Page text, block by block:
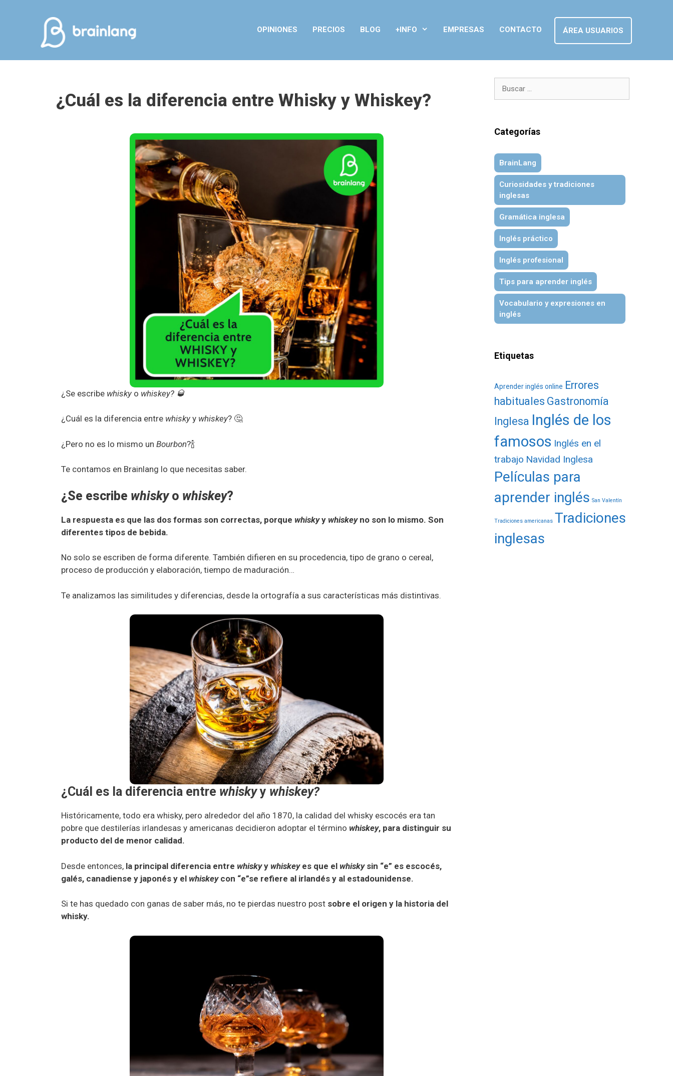
OPINIONES PRECIOS BLOG +INFO EMPRESAS CONTACTO ÁREA USUARIOS
¿Cuál es la diferencia entre Whisky y Whiskey?
¿Se escribe whisky o whiskey? 🥃
¿Cuál es la diferencia entre whisky y whiskey? 🤔
¿Pero no es lo mismo un Bourbon?🍾
Te contamos en Brainlang lo que necesitas saber.
¿Se escribe whiskyo whiskey?
La respuesta es que las dos formas son correctas, porque whiskyy whiskeyno son lo mismo. Son
diferentes tipos de bebida.
No solo se escriben de forma diferente. También difieren en su procedencia, tipo de grano o cereal,
proceso de producción y elaboración, tiempo de maduración…
Te analizamos las similitudes y diferencias, desde la ortografía a sus características más distintivas.
¿Cuál es la diferencia entre whiskyy whiskey?
Históricamente, todo era whisky, pero alrededor del año 1870, la calidad del whisky escocés era tan
pobre que destilerías irlandesas y americanas decidieron adoptar el término whiskey, para distinguir su
producto del de menor calidad.
Desde entonces, la principal diferencia entre whiskyy whiskeyes que el whiskysin “e” es escocés,
galés, canadiense y japonés y el whiskey con “e”se refiere al irlandés y al estadounidense.
Si te has quedado con ganas de saber más, no te pierdas nuestro post sobre el origen y la historia del
whisky.
Categorías
BrainLang
Curiosidades y tradiciones
inglesas
Gramática inglesa
Inglés práctico
Inglés profesional
Tips para aprender inglés
Vocabulario y expresiones en
inglés
Etiquetas
Aprender inglés online Errores
habituales Gastronomía
Inglesa Inglés de los
famosos Inglés en el
trabajo Navidad Inglesa
Películas para
aprender inglés San Valentín
Tradiciones americanas Tradiciones
inglesas